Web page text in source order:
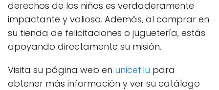
derechos de los niños es verdaderamente
impactante y valioso. Además, al comprar en
su tienda de felicitaciones o juguetería, estás
apoyando directamente su misión.
Visita su página web en unicef.lu para
obtener más información y ver su catálogo